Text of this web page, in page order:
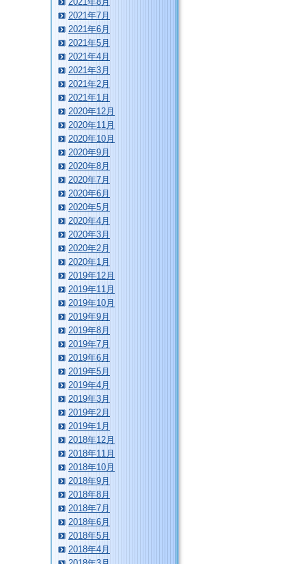
2021年7月
2021年6月
2021年5月
2021年4月
2021年3月
2021年2月
2021年1月
2020年12月
2020年11月
2020年10月
2020年9月
2020年8月
2020年7月
2020年6月
2020年5月
2020年4月
2020年3月
2020年2月
2020年1月
2019年12月
2019年11月
2019年10月
2019年9月
2019年8月
2019年7月
2019年6月
2019年5月
2019年4月
2019年3月
2019年2月
2019年1月
2018年12月
2018年11月
2018年10月
2018年9月
2018年8月
2018年7月
2018年6月
2018年5月
2018年4月